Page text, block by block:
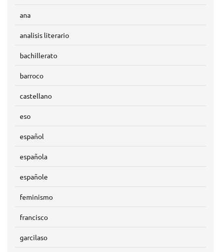
ana
analisis literario
bachillerato
barroco
castellano
eso
español
española
españole
feminismo
francisco
garcilaso